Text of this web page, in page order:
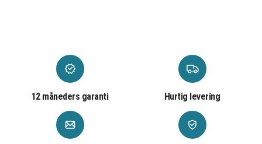
12 måneders garanti Hurtig levering